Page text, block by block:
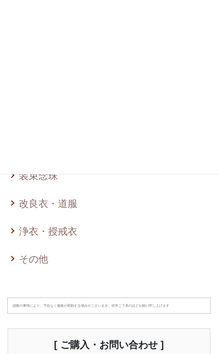
装束念珠
改良衣・道服
浄衣・授戒衣
その他
諸般の事情により、予告なく価格が変動する場合がございます。何卒ご了承のほどお願い申し上げます
[ ご購入・お問い合わせ ]